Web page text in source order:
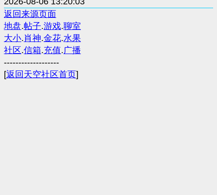
返回来源页面
地盘.帖子.游戏.聊室
大小.肖神.金花.水果
社区 .信箱.充值.广播
-------------------
[返回天空社区首页]